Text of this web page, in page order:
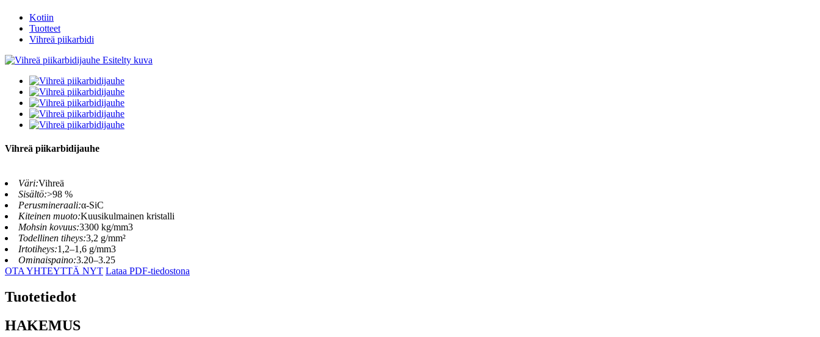
Kotiin
Tuotteet
Vihreä piikarbidi
Vihreä piikarbidijauhe
Väri:Vihreä
Sisältö:>98 %
Perusmineraali:α-SiC
Kiteinen muoto:Kuusikulmainen kristalli
Mohsin kovuus:3300 kg/mm3
Todellinen tiheys:3,2 g/mm²
Irtotiheys:1,2–1,6 g/mm3
Ominaispaino:3.20–3.25
OTA YHTEYTTÄ NYT Lataa PDF-tiedostona
Tuotetiedot
HAKEMUS